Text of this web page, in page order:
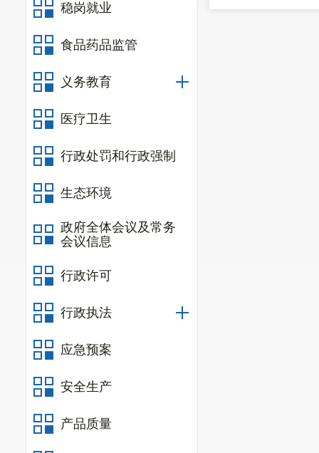
稳岗就业
食品药品监管
义务教育
医疗卫生
行政处罚和行政强制
生态环境
政府全体会议及常务
会议信息
行政许可
行政执法
应急预案
安全生产
产品质量